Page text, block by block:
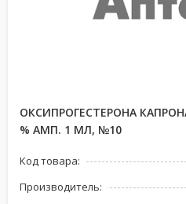
ОКСИПРОГЕСТЕРОНА
% АМП. 1 МЛ, №10
Код товара:
Производитель: